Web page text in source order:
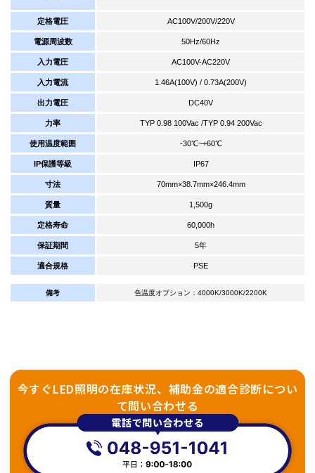
定格電圧 AC100V/200V/220V
電源周波数 50Hz/60Hz
入力電圧 AC100V-AC220V
入力電流 1.46A(100V) / 0.73A(200V)
出力電圧 DC40V
力率 TYP 0.98 100Vac /TYP 0.94 200Vac
使用温度範囲 -30℃~+60℃
IP保護等級 IP67
寸法 70mm×38.7mm×246.4mm
質量 1,500g
定格寿命 60,000h
保証期間 5年
適合規格 PSE
備考 色温度オプション：4000K/3000K/2200K
今すぐLED照明の在庫状況、補助金の適合診断につい
て問い合わせる